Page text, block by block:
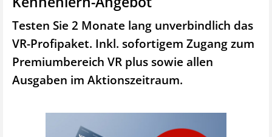
Testen Sie 2 Monate lang unverbindlich das
VR-Profipaket. Inkl. sofortigem Zugang zum
Premiumbereich VR plus sowie allen
Ausgaben im Aktionszeitraum.